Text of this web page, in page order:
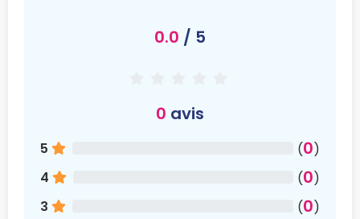
0.0 / 5
0 avis
5 (0)
4
(0)
3
(0)